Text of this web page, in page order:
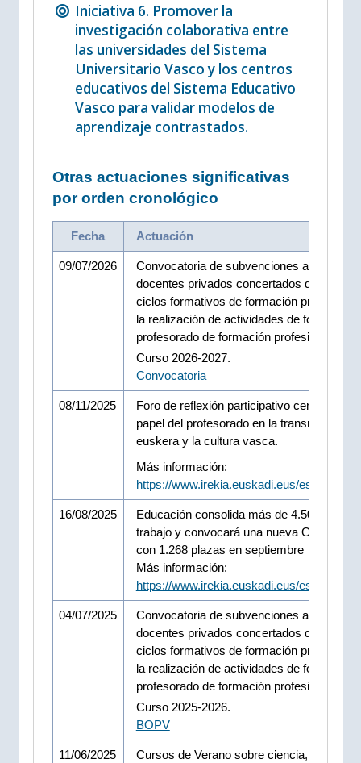
Iniciativa 6. Promover la
investigación colaborativa entre
las universidades del Sistema
Universitario Vasco y los centros
educativos del Sistema Educativo
Vasco para validar modelos de
aprendizaje contrastados.
Otras actuaciones significativas
por orden cronológico
Fecha Actuación
09/07/2026
Convocatoria de subvenciones a los
docentes privados concertados que
ciclos formativos de formación profesional
la realización de actividades de formación
profesorado de formación profesional.
Curso 2026-2027.
Convocatoria
08/11/2025
Foro de reflexión participativo centrado en
papel del profesorado en la transmisión del
euskera y la cultura vasca.
Más información:
https://www.irekia.euskadi.eus/es/news/
16/08/2025
Educación consolida más de 4.500
trabajo y convocará una nueva OPE
con 1.268 plazas en septiembre
Más información:
https://www.irekia.euskadi.eus/es/news/
04/07/2025
Convocatoria de subvenciones a los
docentes privados concertados que
ciclos formativos de formación profesional
la realización de actividades de formación
profesorado de formación profesional.
Curso 2025-2026.
BOPV
11/06/2025 Cursos de Verano sobre ciencia,